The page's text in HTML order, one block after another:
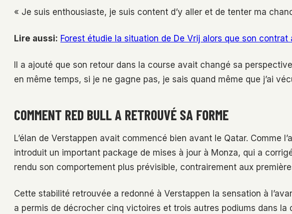
« Je suis enthousiaste, je suis content d’y aller et de tenter ma
Lire aussi: Forest étudie la situation de De Vrij alors que son contrat
Il a ajouté que son retour dans la course avait changé sa
en même temps, si je ne gagne pas, je sais quand même que j’ai
COMMENT RED BULL A RETROUVÉ SA FORME
L’élan de Verstappen avait commencé bien avant le Qatar. Comme
introduit un important package de mises à jour à Monza, qui a
rendu son comportement plus prévisible, contrairement aux
Cette stabilité retrouvée a redonné à Verstappen la sensation à
a permis de décrocher cinq victoires et trois autres podiums dans la